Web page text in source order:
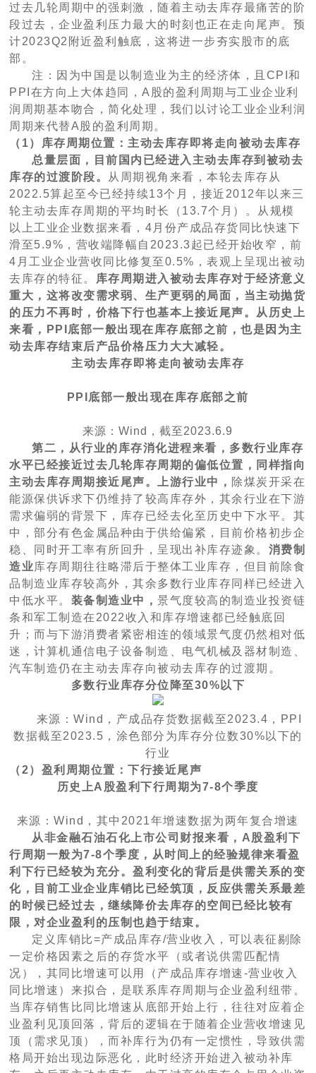
过去几轮周期中的强刺激，随着主动去库存最痛苦的阶
段过去，企业盈利压力最大的时刻也正在走向尾声。预
计2023Q2附近盈利触底，这将进一步夯实股市的底
部。
注：因为中国是以制造业为主的经济体，且CPI和
PPI在方向上大体趋同，A股的盈利周期与工业企业利
润周期基本吻合，简化处理，我们以讨论工业企业利润
周期来代替A股的盈利周期。
（1）库存周期位置：主动去库存即将走向被动去库存
总量层面，目前国内已经进入主动去库存到被动去
库存的过渡阶段。 从周期视角来看，本轮去库存从
2022.5算起至今已经持续13个月，接近2012年以来三
轮主动去库存周期的平均时长（13.7个月）。从规模
以上工业企业数据来看，4月份产成品存货同比快速下
滑至5.9%，营收端降幅自2023.3起已经开始收窄，前
4月工业企业营收同比修复至0.5%，表观上呈现出被动
去库存的特征。
库存周期进入被动去库存对于经济意义
重大，这将改变需求弱、生产更弱的局面，当主动抛货
的压力不再时，价格下行也基本上接近尾声。从历史上
来看，PPI底部一般出现在库存底部之前，也是因为主
动去库存结束后产品价格压力大大减轻。
主动去库存即将走向被动去库存
PPI底部一般出现在库存底部之前
来源：Wind，截至2023.6.9
第二，从行业的库存消化进程来看，多数行业库存
水平已经接近过去几轮库存周期的偏低位置，同样指向
主动去库存周期接近尾声。上游行业中， 除煤炭开采在
能源保供诉求下仍维持了较高库存外，其余行业在下游
需求偏弱的背景下，库存已经去化至历史中下水平。其
中，部分有色金属品种由于供给偏紧，目前价格初步企
稳、同时开工率有所回升，呈现出补库存迹象。 消费制
造业库存周期往往略滞后于整体工业库存，但目前除食
品制造业库存较高外，其余多数行业库存同样已经进入
中低水平。 装备制造业中，景气度较高的制造业投资链
条和军工制造在2022收入和库存增速都已经触底回
升；而与下游消费者紧密相连的领域景气度仍然相对低
迷，计算机通信电子设备制造、电气机械及器材制造、
汽车制造仍在主动去库存向被动去库存的过渡期。
多数行业库存分位降至30%以下
来源：Wind，产成品存货数据截至2023.4，PPI
数据截至2023.5，涂色部分为库存分位数30%以下的
行业
（2）盈利周期位置：下行接近尾声
历史上A股盈利下行周期为7-8个季度
来源：Wind，其中2021年增速数据为两年复合增速
从非金融石油石化上市公司财报来看，A股盈利下
行周期一般为7-8个季度，从时间上的经验规律来看盈
利下行已经较为充分。盈利变化的背后是供需关系的变
化，目前工业企业库销比已经筑顶，反应供需关系最差
的时候已经过去，继续降价去库存的空间已经比较有
限，对企业盈利的压制也趋于结束。
定义库销比=产成品库存/营业收入，可以表征剔除
一定价格因素之后的存货水平（或者说供需匹配情
况），其同比增速可以用（产成品库存增速-营业收入
同比增速）来拟合，是联系库存周期与企业盈利纽带。
当库存销售比同比增速从底部开始上行，往往对应着企
业盈利见顶回落，背后的逻辑在于随着企业营收增速见
顶（需求见顶），而补库行为仍有一定惯性，导致供需
格局开始出现边际恶化，此时经济开始进入被动补库